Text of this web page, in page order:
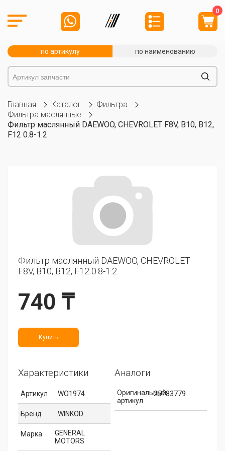
0
по артикулу по наименованию
Главная Каталог
Фильтра
Фильтра маслянные
Фильтр маслянный DAEWOO, CHEVROLET F8V, B10, B12,
F12 0.8-1.2
Фильтр маслянный DAEWOO, CHEVROLET
F8V, B10, B12, F12 0.8-1.2
740 ₸
Купить
Характеристики
Артикул WO1974
Бренд WINKOD
Марка
GENERAL
MOTORS
Аналоги
Оригинальный
артикул
25183779